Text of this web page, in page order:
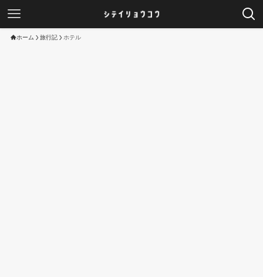
ホーム 旅行記 ホテル